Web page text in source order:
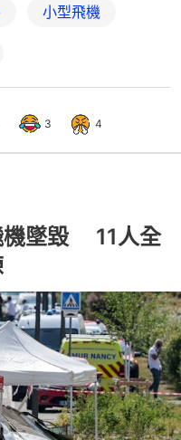
小型飛機
3 4
機墜毀 11人全